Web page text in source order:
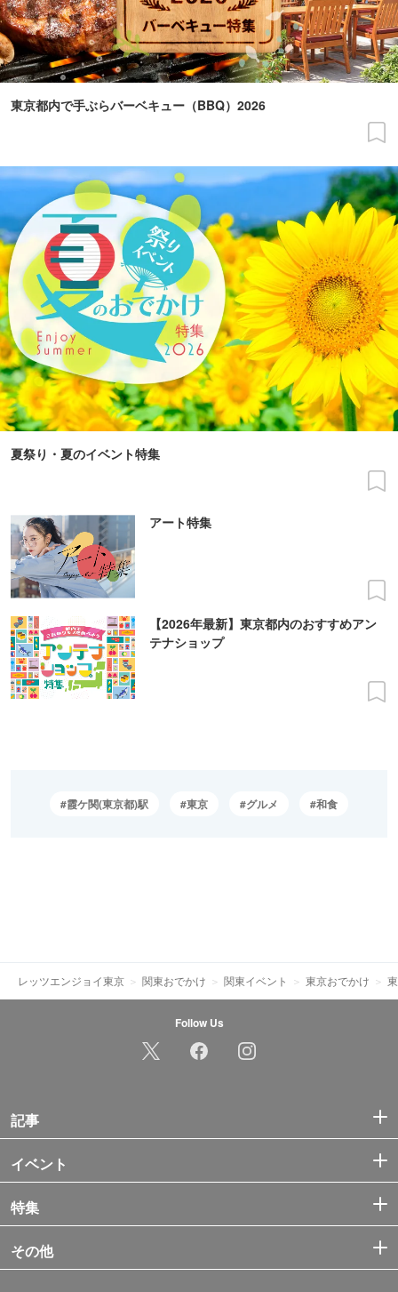
東京都内で手ぶらバーベキュー（BBQ）2026
夏祭り・夏のイベント特集
アート特集
【2026年最新】東京都内のおすすめアン
テナショップ
霞ケ関(東京都)駅 東京 グルメ 和食
レッツエンジョイ東京 関東おでかけ 関東イベント 東京おでかけ
Follow Us
記事
イベント
特集
その他